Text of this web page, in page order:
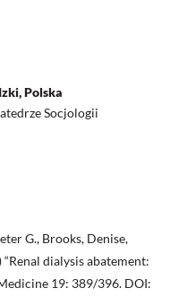
Polska
Socjologii
G., Brooks, Denise,
dialysis abatement:
19: 389/396. DOI: